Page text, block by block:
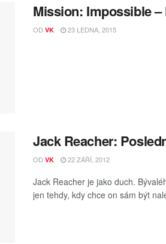
Mission: Impossible –
OD VK 23 LEDNA, 2015
Jack Reacher:
OD VK 22 ZÁŘÍ, 2012
Jack Reacher je jako duch.
jen tehdy, kdy chce on sám být